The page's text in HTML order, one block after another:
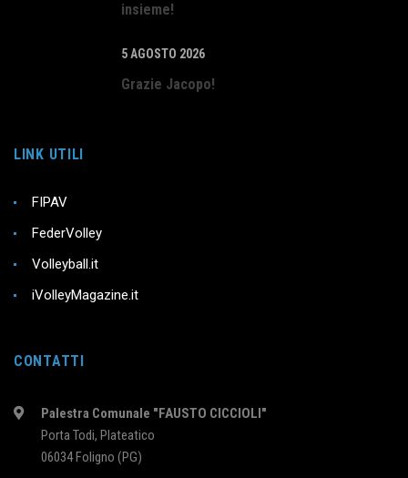
insieme!
5 AGOSTO 2026
Grazie Jacopo!
LINK UTILI
FIPAV
FederVolley
Volleyball.it
iVolleyMagazine.it
CONTATTI
Palestra Comunale "FAUSTO CICCIOLI"
Porta Todi, Plateatico
06034 Foligno (PG)